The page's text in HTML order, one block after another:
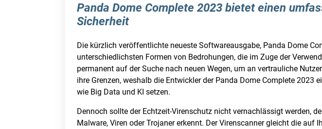
Panda Dome Complete 2023 bietet einen
Sicherheit
Die kürzlich veröffentlichte neueste Softwareausgabe, Panda Dome
unterschiedlichsten Formen von Bedrohungen, die im Zuge der
permanent auf der Suche nach neuen Wegen, um an vertrauliche
ihre Grenzen, weshalb die Entwickler der Panda Dome Complete
wie Big Data und KI setzen.
Dennoch sollte der Echtzeit-Virenschutz nicht vernachlässigt werden,
Malware, Viren oder Trojaner erkennt. Der Virenscanner gleicht die